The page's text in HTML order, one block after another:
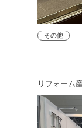
その他
リフォーム